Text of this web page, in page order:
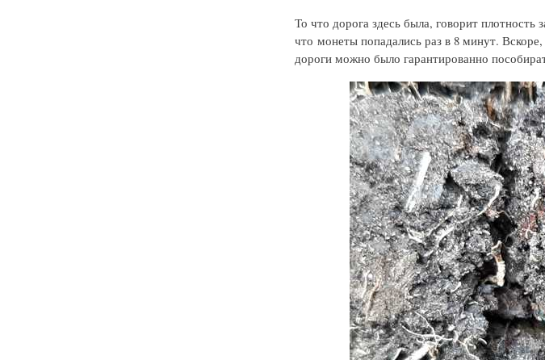
То что дорога здесь была, говорит плотность
что монеты попадались раз в 8 минут.
дороги можно было гарантированно